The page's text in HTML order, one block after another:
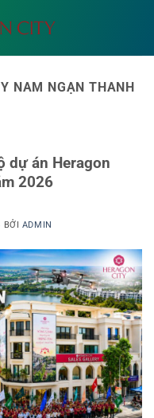
NAM NGẠN THANH
dự án Heragon
2026
BỞI ADMIN